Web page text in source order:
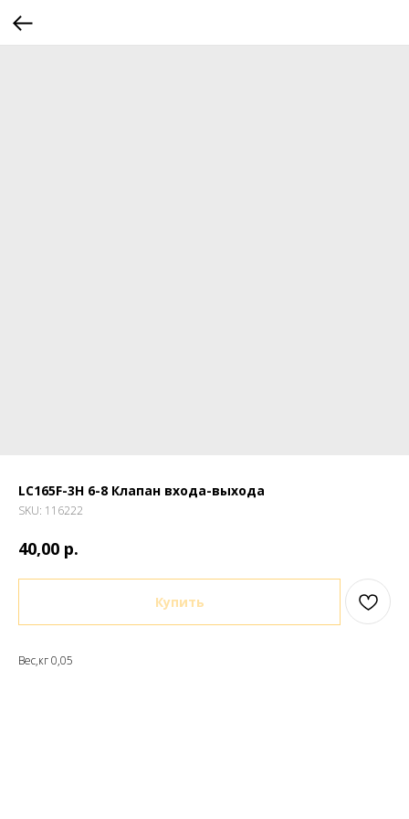
LC165F-3H 6-8 Клапан входа-выхода
SKU: 116222
40,00 р.
Купить
Вес,кг 0,05